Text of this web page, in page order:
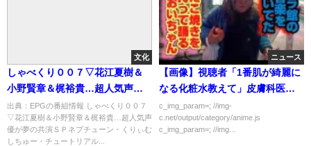
文化
しゃべくり００７▽花江夏樹＆
小野賢章＆梶裕貴…超人気声優
が夢の共演ＳＰ[字]…の番組内容
解析まとめ
出典：EPGの番組情報 しゃべくり００７
▽花江夏樹＆小野賢章＆梶裕貴…超人気声
優が夢の共演ＳＰネプチューン・くりぃむ
しちゅー・チュートリアル...
ニュース
【画像】視聴者「1番肌が綺麗に
なる化粧水教えて」皮膚科医
「実は…」 →とんでもない事実
が発覚ｗｗｗｗｗｗ
c_img_param=; //img-
c.net/output/category/anime.js
c_img_param=; //img...